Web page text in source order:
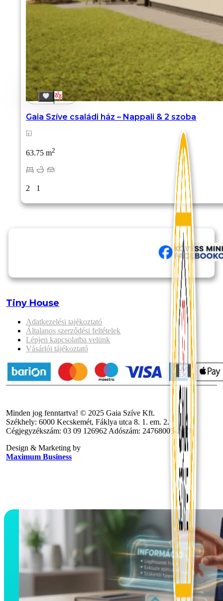
Gaia Szíve családi ház – Nappali & 2 szoba
63.75 m2
2 1
Tiny House
Adatkezelési tajékoztató
Általanos szerződési feltételek
Lépjen kapcsolatba velünk
Vásárlói tájékoztató
Minden jog fenntartva! © 2025 Gaia Szíve Kft.
Székhely: 6000 Kecskemét, Fáklya utca 8. 1. em. 2.
Cégjegyzékszám: 03 09 126962 Adószám: 24768005-2-03
Design & Marketing by
Maximum Business